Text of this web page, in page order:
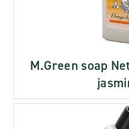
M.Green soap